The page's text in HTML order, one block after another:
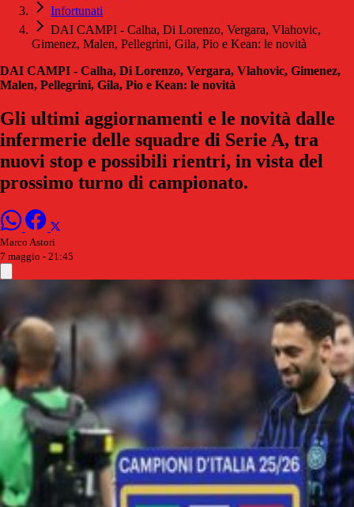
Infortunati
DAI CAMPI - Calha, Di Lorenzo, Vergara, Vlahovic,
Gimenez, Malen, Pellegrini, Gila, Pio e Kean: le novità
DAI CAMPI - Calha, Di Lorenzo, Vergara, Vlahovic, Gimenez,
Malen, Pellegrini, Gila, Pio e Kean: le novità
Gli ultimi aggiornamenti e le novità dalle
infermerie delle squadre di Serie A, tra
nuovi stop e possibili rientri, in vista del
prossimo turno di campionato.
Marco Astori
7 maggio - 21:45